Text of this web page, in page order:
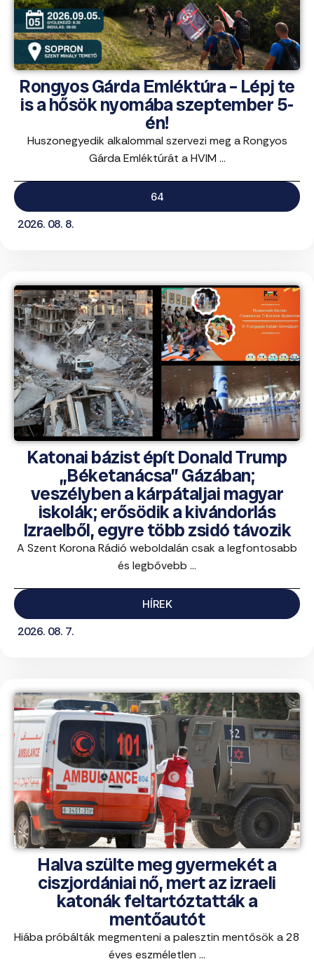
Rongyos Gárda Emléktúra – Lépj te
is a hősök nyomába szeptember 5-
én!
Huszonegyedik alkalommal szervezi meg a Rongyos
Gárda Emléktúrát a HVIM ...
64
2026. 08. 8.
Katonai bázist épít Donald Trump
„Béketanácsa” Gázában;
veszélyben a kárpátaljai magyar
iskolák; erősödik a kivándorlás
Izraelből, egyre több zsidó távozik
A Szent Korona Rádió weboldalán csak a legfontosabb
és legbővebb ...
HÍREK
2026. 08. 7.
Halva szülte meg gyermekét a
ciszjordániai nő, mert az izraeli
katonák feltartóztatták a
mentőautót
Hiába próbálták megmenteni a palesztin mentősök a 28
éves eszméletlen ...